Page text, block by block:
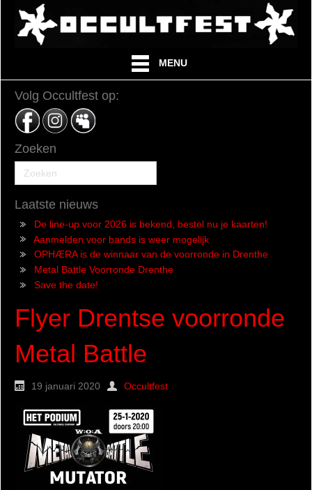
MENU
Volg Occultfest op:
Zoeken
Laatste nieuws
De line-up voor 2026 is bekend, bestel nu je kaarten!
Aanmelden voor bands is weer mogelijk
OPHÆRA is de winnaar van de voorronde in Drenthe
Metal Battle Voorronde Drenthe
Save the date!
Flyer Drentse voorronde
Metal Battle
19 januari 2020 Occultfest